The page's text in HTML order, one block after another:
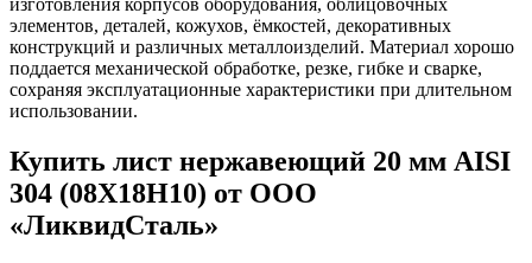
элементов, деталей, кожухов, ёмкостей, декоративных
конструкций и различных металлоизделий. Материал хорошо
поддается механической обработке, резке, гибке и сварке,
сохраняя эксплуатационные характеристики при длительном
использовании.
Купить лист нержавеющий 20 мм AISI
304 (08Х18Н10) от ООО
«ЛиквидСталь»